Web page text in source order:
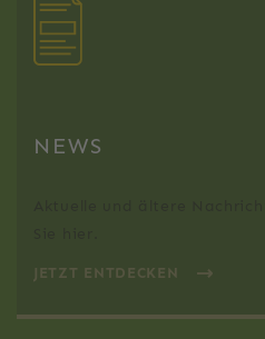
NEWS
JETZT ENTDECKEN